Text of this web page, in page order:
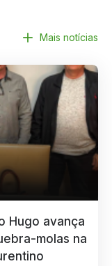
Mais notícias
Hugo avança
molas na